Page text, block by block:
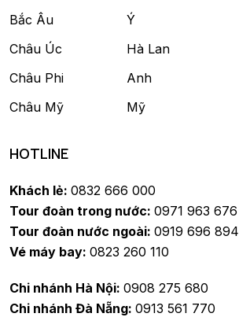
Bắc Âu
Châu Úc
Châu Phi
Châu Mỹ
Ý
Hà Lan
Anh
Mỹ
HOTLINE
Khách lẻ: 0832 666 000
Tour đoàn trong nước: 0971 963 676
Tour đoàn nước ngoài: 0919 696 894
Vé máy bay: 0823 260 110
Chi nhánh Hà Nội: 0908 275 680
Chi nhánh Đà Nẵng: 0913 561 770